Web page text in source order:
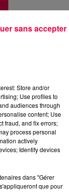
Store and/or
Use profiles to
audiences through
content; Use
fraud, and fix errors;
process personal
actively
Identify devices
dans "Gérer
que pour
sans accepter